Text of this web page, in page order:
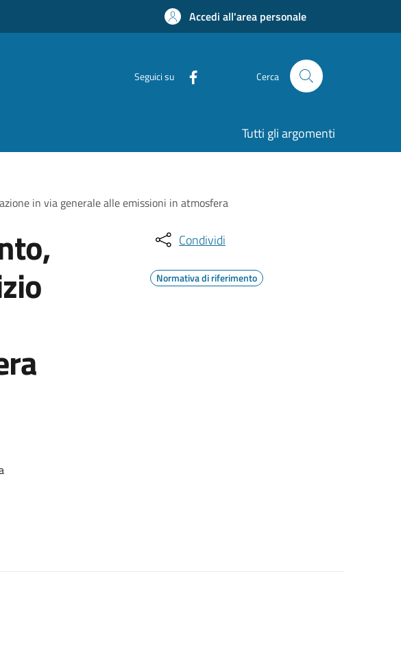
Accedi all'area personale
Seguici su Cerca
Tutti gli argomenti
in via generale alle emissioni in atmosfera
Condividi
Normativa di riferimento